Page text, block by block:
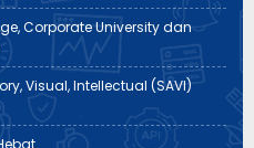
Corporate University dan
Visual, Intellectual (SAVI)